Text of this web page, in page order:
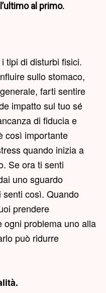
al primo.
tipi di disturbi fisici.
sullo stomaco,
farti sentire
impatto sul tuo sé
di fiducia e
così importante
quando inizia a
Se ora ti senti
uno sguardo
senti così. Quando
prendere
ogni problema uno alla
può ridurre
.